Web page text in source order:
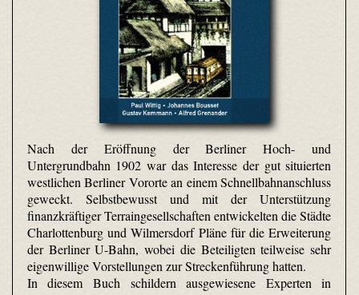
Nach der Eröffnung der Berliner Hoch- und
Untergrundbahn 1902 war das Interesse der gut situierten
westlichen Berliner Vororte an einem Schnellbahnanschluss
geweckt. Selbstbewusst und mit der Unterstützung
finanzkräftiger Terraingesellschaften entwickelten die Städte
Charlottenburg und Wilmersdorf Pläne für die Erweiterung
der Berliner U-Bahn, wobei die Beteiligten teilweise sehr
eigenwillige Vorstellungen zur Streckenführung hatten.
In diesem Buch schildern ausgewiesene Experten in